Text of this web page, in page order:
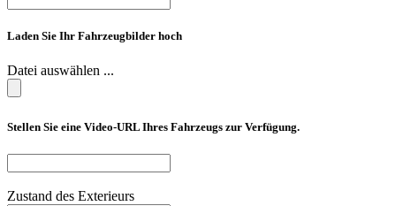
Laden Sie Ihr Fahrzeugbilder hoch
Datei auswählen ...
Stellen Sie eine Video-URL Ihres Fahrzeugs zur Verfügung.
Zustand des Exterieurs